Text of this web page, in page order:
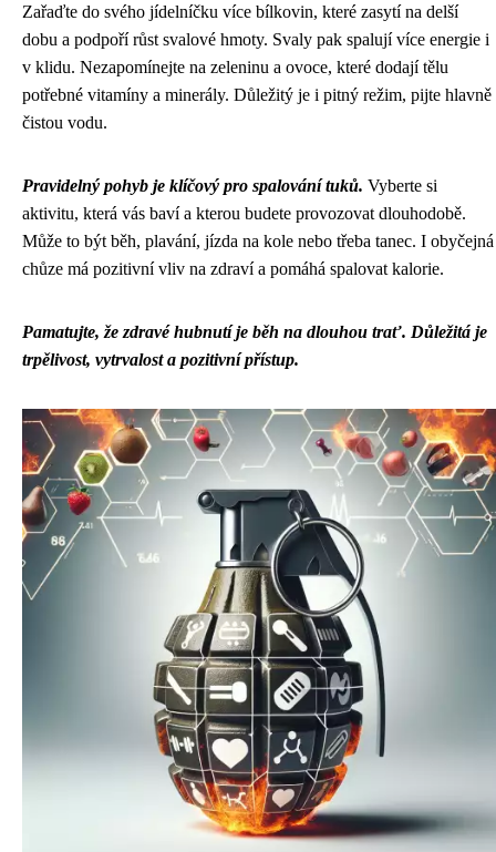
Zařaďte do svého jídelníčku více bílkovin, které zasytí na delší
dobu a podpoří růst svalové hmoty. Svaly pak spalují více energie i
v klidu. Nezapomínejte na zeleninu a ovoce, které dodají tělu
potřebné vitamíny a minerály. Důležitý je i pitný režim, pijte hlavně
čistou vodu.
Pravidelný pohyb je klíčový pro spalování tuků. Vyberte si
aktivitu, která vás baví a kterou budete provozovat dlouhodobě.
Může to být běh, plavání, jízda na kole nebo třeba tanec. I obyčejná
chůze má pozitivní vliv na zdraví a pomáhá spalovat kalorie.
Pamatujte, že zdravé hubnutí je běh na dlouhou trať. Důležitá je
trpělivost, vytrvalost a pozitivní přístup.